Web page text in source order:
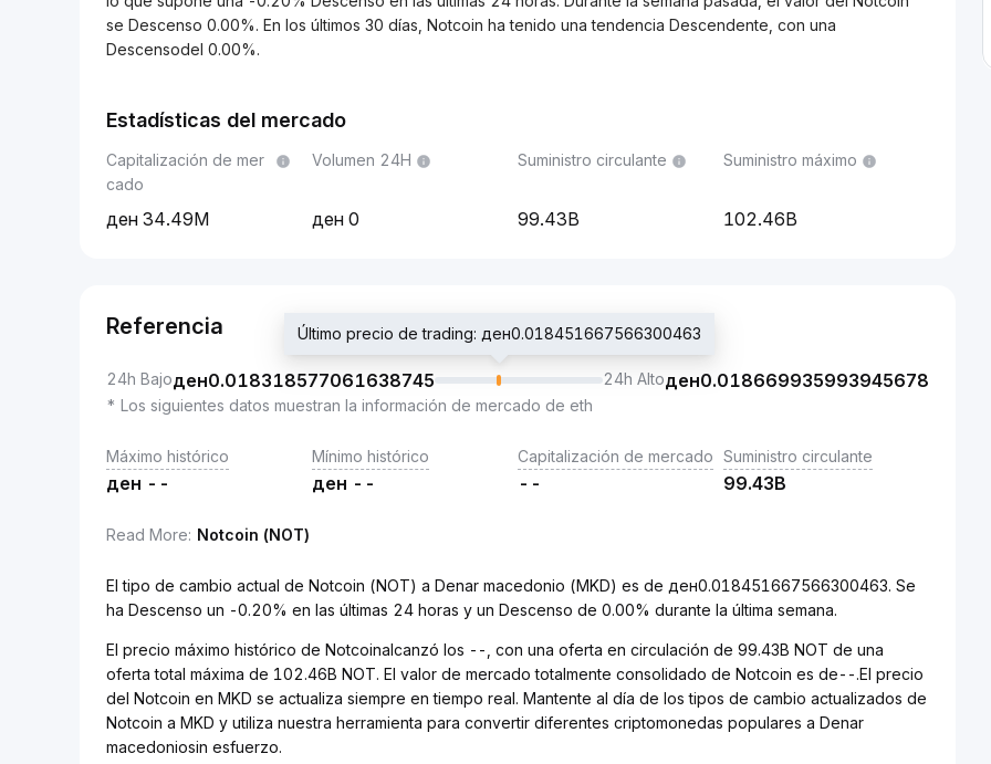
se Descenso 0.00%. En los últimos 30 días, Notcoin ha tenido una tendencia Descendente, con una
Descensodel 0.00%.
Estadísticas del mercado
Capitalización de mer
cado
34.49M
Volumen 24H
0
Suministro circulante
99.43B
Suministro máximo
102.46B
Referencia
24h Bajoден0.018318577061638745
Último precio de trading: ден0.018451667566300463
24h Altoден0.018669935993945678
* Los siguientes datos muestran la información de mercado de eth
Máximo histórico
ден --
Mínimo histórico
ден --
Capitalización de mercado
--
Suministro circulante
99.43B
Read More: Notcoin (NOT)
El tipo de cambio actual de Notcoin (NOT) a Denar macedonio (MKD) es de ден0.018451667566300463. Se
ha Descenso un -0.20% en las últimas 24 horas y un Descenso de 0.00% durante la última semana.
El precio máximo histórico de Notcoinalcanzó los --, con una oferta en circulación de 99.43B NOT de una
oferta total máxima de 102.46B NOT. El valor de mercado totalmente consolidado de Notcoin es de--.El precio
del Notcoin en MKD se actualiza siempre en tiempo real. Mantente al día de los tipos de cambio actualizados de
Notcoin a MKD y utiliza nuestra herramienta para convertir diferentes criptomonedas populares a Denar
macedoniosin esfuerzo.